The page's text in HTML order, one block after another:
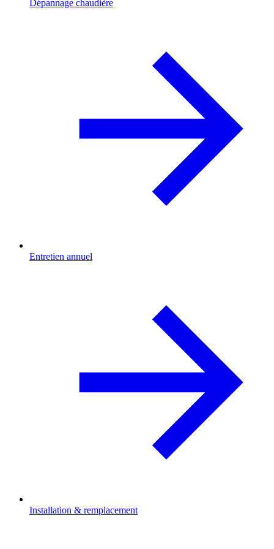
Dépannage chaudière
Entretien annuel
Installation & remplacement